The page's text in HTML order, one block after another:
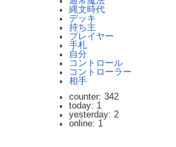
縄文時代
デッキ
持ち主
プレイヤー
手札
自分
コントロール
コントローラー
相手
counter: 342
today: 1
yesterday: 2
online: 1